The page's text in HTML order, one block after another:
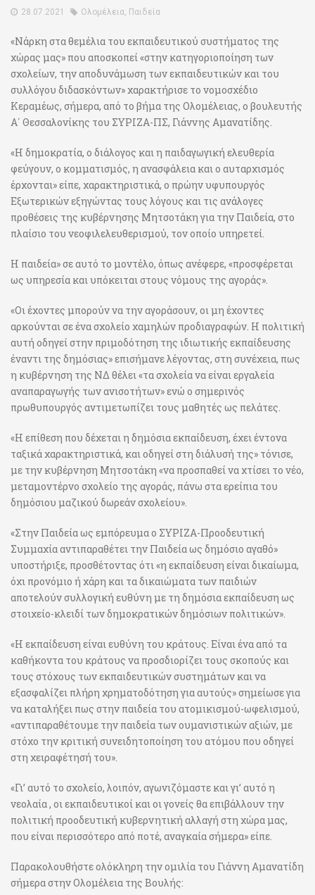
28.07.2021 Ολομέλεια, Παιδεία
«Νάρκη στα θεμέλια του εκπαιδευτικού συστήματος της
χώρας μας» που αποσκοπεί «στην κατηγοριοποίηση των
σχολείων, την αποδυνάμωση των εκπαιδευτικών και του
συλλόγου διδασκόντων» χαρακτήρισε το νομοσχέδιο
Κεραμέως, σήμερα, από το βήμα της Ολομέλειας, ο βουλευτής
Α΄ Θεσσαλονίκης του ΣΥΡΙΖΑ-ΠΣ, Γιάννης Αμανατίδης.
«Η δημοκρατία, ο διάλογος και η παιδαγωγική ελευθερία
φεύγουν, ο κομματισμός, η ανασφάλεια και ο αυταρχισμός
έρχονται» είπε, χαρακτηριστικά, ο πρώην υφυπουργός
Εξωτερικών εξηγώντας τους λόγους και τις ανάλογες
προθέσεις της κυβέρνησης Μητσοτάκη για την Παιδεία, στο
πλαίσιο του νεοφιλελευθερισμού, τον οποίο υπηρετεί.
Η παιδεία» σε αυτό το μοντέλο, όπως ανέφερε, «προσφέρεται
ως υπηρεσία και υπόκειται στους νόμους της αγοράς».
«Οι έχοντες μπορούν να την αγοράσουν, οι μη έχοντες
αρκούνται σε ένα σχολείο χαμηλών προδιαγραφών. Η πολιτική
αυτή οδηγεί στην πριμοδότηση της ιδιωτικής εκπαίδευσης
έναντι της δημόσιας» επισήμανε λέγοντας, στη συνέχεια, πως
η κυβέρνηση της ΝΔ θέλει «τα σχολεία να είναι εργαλεία
αναπαραγωγής των ανισοτήτων» ενώ ο σημερινός
πρωθυπουργός αντιμετωπίζει τους μαθητές ως πελάτες.
«Η επίθεση που δέχεται η δημόσια εκπαίδευση, έχει έντονα
ταξικά χαρακτηριστικά, και οδηγεί στη διάλυσή της» τόνισε,
με την κυβέρνηση Μητσοτάκη «να προσπαθεί να χτίσει το νέο,
μεταμοντέρνο σχολείο της αγοράς, πάνω στα ερείπια του
δημόσιου μαζικού δωρεάν σχολείου».
«Στην Παιδεία ως εμπόρευμα ο ΣΥΡΙΖΑ-Προοδευτική
Συμμαχία αντιπαραθέτει την Παιδεία ως δημόσιο αγαθό»
υποστήριξε, προσθέτοντας ότι «η εκπαίδευση είναι δικαίωμα,
όχι προνόμιο ή χάρη και τα δικαιώματα των παιδιών
αποτελούν συλλογική ευθύνη με τη δημόσια εκπαίδευση ως
στοιχείο-κλειδί των δημοκρατικών δημόσιων πολιτικών».
«Η εκπαίδευση είναι ευθύνη του κράτους. Είναι ένα από τα
καθήκοντα του κράτους να προσδιορίζει τους σκοπούς και
τους στόχους των εκπαιδευτικών συστημάτων και να
εξασφαλίζει πλήρη χρηματοδότηση για αυτούς» σημείωσε για
να καταλήξει πως στην παιδεία του ατομικισμού-ωφελισμού,
«αντιπαραθέτουμε την παιδεία των ουμανιστικών αξιών, με
στόχο την κριτική συνειδητοποίηση του ατόμου που οδηγεί
στη χειραφέτησή του».
«Γι’ αυτό το σχολείο, λοιπόν, αγωνιζόμαστε και γι’ αυτό η
νεολαία , οι εκπαιδευτικοί και οι γονείς θα επιβάλλουν την
πολιτική προοδευτική κυβερνητική αλλαγή στη χώρα μας,
που είναι περισσότερο από ποτέ, αναγκαία σήμερα» είπε.
Παρακολουθήστε ολόκληρη την ομιλία του Γιάννη Αμανατίδη
σήμερα στην Ολομέλεια της Βουλής: